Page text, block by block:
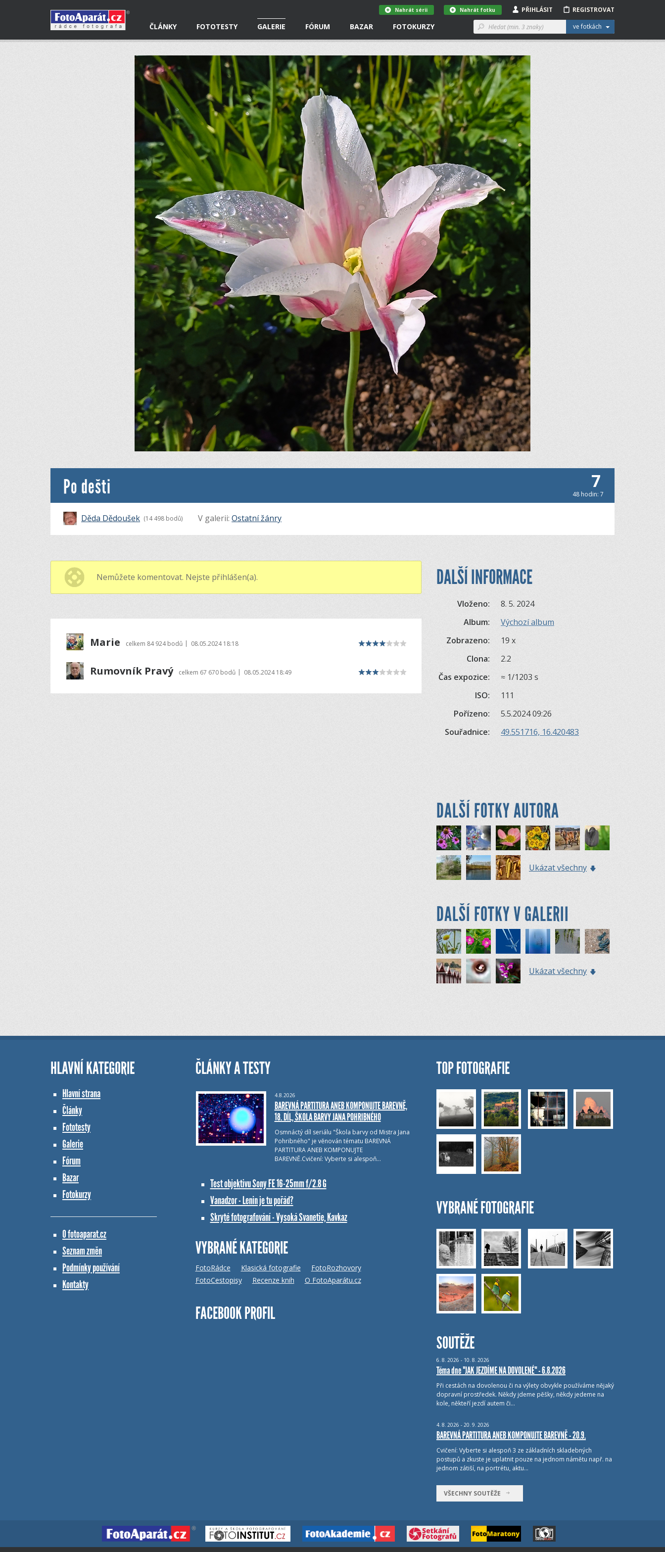
ČLÁNKY FOTOTESTY GALERIE FÓRUM BAZAR FOTOKURZY ve fotkách
REGISTROVAT
PŘIHLÁSIT
Nahrát fotku
Nahrát sérii
Po dešti 7
48 hodin: 7
Děda Dědoušek (14 498 bodů) V galerii: Ostatní žánry
Nemůžete komentovat. Nejste přihlášen(a).
Marie celkem 84 924 bodů | 08.05.2024 18:18
Rumovník Pravý celkem 67 670 bodů | 08.05.2024 18:49
DALŠÍ INFORMACE
Vloženo:
8. 5. 2024
Album:
Výchozí album
Zobrazeno:
19 x
Clona:
2.2
Čas expozice:
≈ 1/1203 s
ISO:
111
Pořízeno:
5.5.2024 09:26
Souřadnice:
49.551716, 16.420483
DALŠÍ FOTKY AUTORA
Ukázat všechny
DALŠÍ FOTKY V GALERII
Ukázat všechny
HLAVNÍ KATEGORIE
Hlavní strana
Články
Fototesty
Galerie
Fórum
Bazar
Fotokurzy
O fotoaparat.cz
Seznam změn
Podmínky používání
Kontakty
ČLÁNKY A TESTY
4.8.2026
BAREVNÁ PARTITURA ANEB KOMPONUJTE BAREVNĚ,
18. DÍL, ŠKOLA BARVY JANA POHRIBNÉHO
Osmnáctý díl seriálu "Škola barvy od Mistra Jana
Pohribného" je věnován tématu BAREVNÁ
PARTITURA ANEB KOMPONUJTE
BAREVNĚ.Cvičení: Vyberte si alespoň…
Test objektivu Sony FE 16-25mm f/2.8 G
Vanadzor - Lenin je tu pořád?
Skryté fotografování - Vysoká Svanetie, Kavkaz
VYBRANÉ KATEGORIE
FotoRádce Klasická fotografie
FotoRozhovory
FotoCestopisy
Recenze knih O FotoAparátu.cz
FACEBOOK PROFIL
TOP FOTOGRAFIE
VYBRANÉ FOTOGRAFIE
SOUTĚŽE
6. 8. 2026 - 10. 8. 2026
Téma dne "JAK JEZDÍME NA DOVOLENÉ" - 6.8.2026
Při cestách na dovolenou či na výlety obvykle používáme nějaký
dopravní prostředek. Někdy jdeme pěšky, někdy jedeme na
kole, někteří jezdí autem či…
4. 8. 2026 - 20. 9. 2026
BAREVNÁ PARTITURA ANEB KOMPONUJTE BAREVNĚ - 20.9.
Cvičení: Vyberte si alespoň 3 ze základních skladebných
postupů a zkuste je uplatnit pouze na jednom námětu např. na
jednom zátiší, na portrétu, aktu…
VŠECHNY SOUTĚŽE